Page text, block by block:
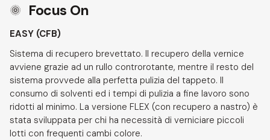
Focus On
EASY (CFB)
Sistema di recupero brevettato. Il recupero della vernice
avviene grazie ad un rullo controrotante, mentre il resto del
sistema provvede alla perfetta pulizia del tappeto. Il
consumo di solventi ed i tempi di pulizia a fine lavoro sono
ridotti al minimo. La versione FLEX (con recupero a nastro) è
stata sviluppata per chi ha necessità di verniciare piccoli
lotti con frequenti cambi colore.